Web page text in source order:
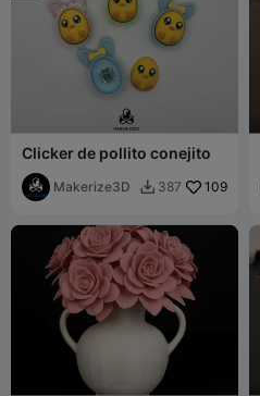
Clicker de pollito conejito
Makerize3D  387 109